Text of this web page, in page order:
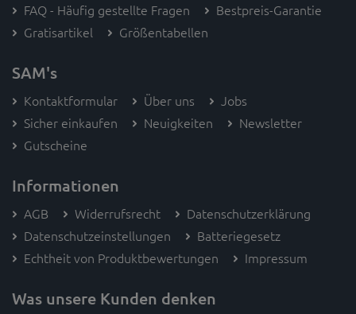
FAQ - Häufig gestellte Fragen
Bestpreis-Garantie
Gratisartikel
Größentabellen
SAM's
Kontaktformular Über uns
Jobs
Sicher einkaufen
Neuigkeiten
Newsletter
Gutscheine
Informationen
AGB Widerrufsrecht
Datenschutzerklärung
Datenschutzeinstellungen
Batteriegesetz
Echtheit von Produktbewertungen
Impressum
Was unsere Kunden denken